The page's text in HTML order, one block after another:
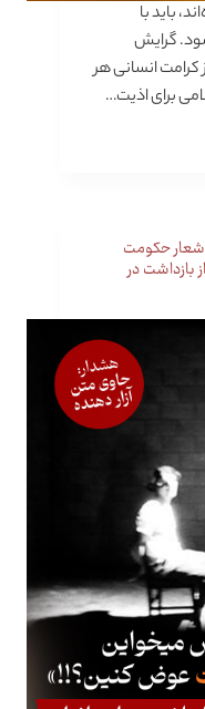
باید با
گرایش
انسانی هر
برای اذیت…
شعار حکومت
بازداشت در